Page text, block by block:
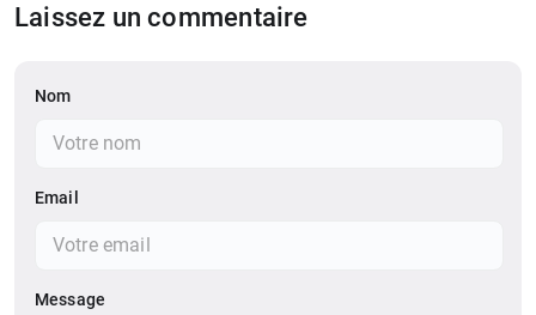
Laissez un commentaire
Nom
Email
Message